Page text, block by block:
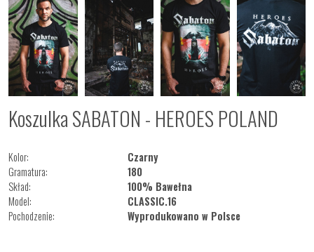
Koszulka SABATON - HEROES POLAND
Kolor:
Czarny
Gramatura:
180
Skład:
100% Bawełna
Model:
CLASSIC.16
Pochodzenie:
Wyprodukowano w Polsce